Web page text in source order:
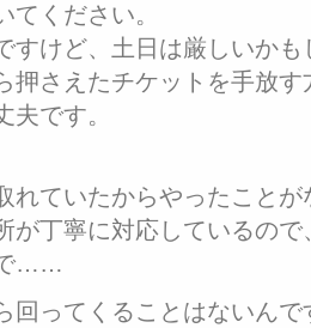
てください。
すけど、土日は厳しいかも
押さえたチケットを手放
夫です。
れていたからやったことが
が丁寧に対応しているので
で……
回ってくることはないんで